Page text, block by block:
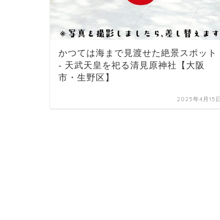
かつては海まで見渡せた絶景スポット
- 天武天皇を祀る清見原神社【大阪
市・生野区】
2025年4月15